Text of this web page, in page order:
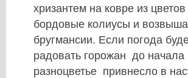
хризантем на ковре из
бордовые колиусы и
бругмансии. Если погода
радовать горожан до
разноцветье привнесло в